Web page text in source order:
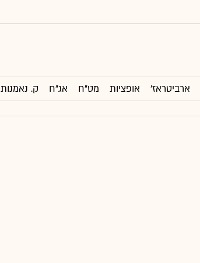
ארביטראז' אופציות מט"ח אג"ח ק. נאמנות